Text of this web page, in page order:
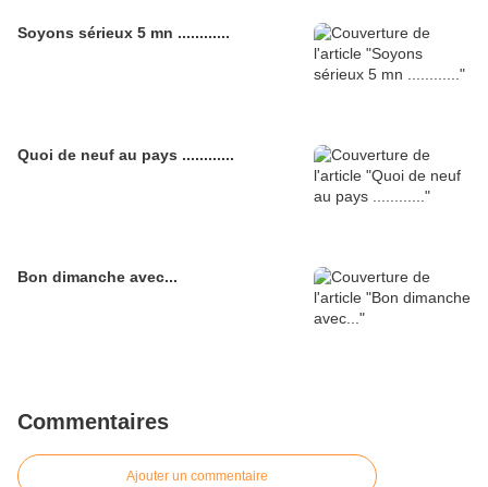
Soyons sérieux 5 mn ............
Quoi de neuf au pays ............
Bon dimanche avec...
Commentaires
Ajouter un commentaire